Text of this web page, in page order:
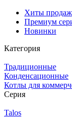
Хиты продаж
Премиум
Новинки
Категория
Традиционные
Конденсационные
Котлы для
Серия
Talos